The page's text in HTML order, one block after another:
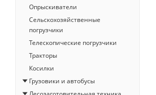
Опрыскиватели
Сельскохозяйственные
погрузчики
Телескопические погрузчики
Тракторы
Косилки
Грузовики и автобусы